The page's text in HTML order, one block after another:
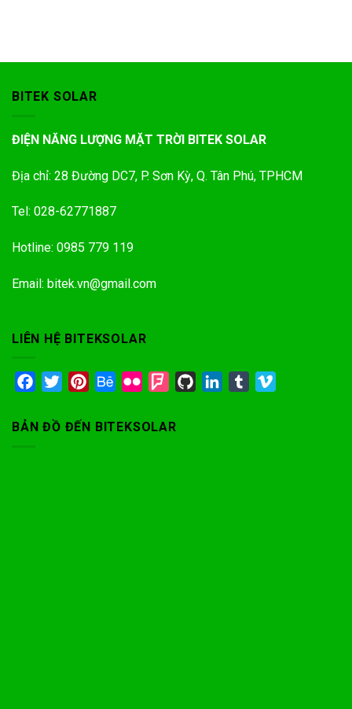
BITEK SOLAR
ĐIỆN NĂNG LƯỢNG MẶT TRỜI BITEK SOLAR
Địa chỉ: 28 Đường DC7, P. Sơn Kỳ, Q. Tân Phú, TPHCM
Tel: 028-62771887
Hotline: 0985 779 119
Email: bitek.vn@gmail.com
LIÊN HỆ BITEKSOLAR
FacebookTwitterPinterestBehance
Flickr Foursquare
GitHub LinkedIn
Tumblr
BẢN ĐỒ ĐẾN BITEKSOLAR